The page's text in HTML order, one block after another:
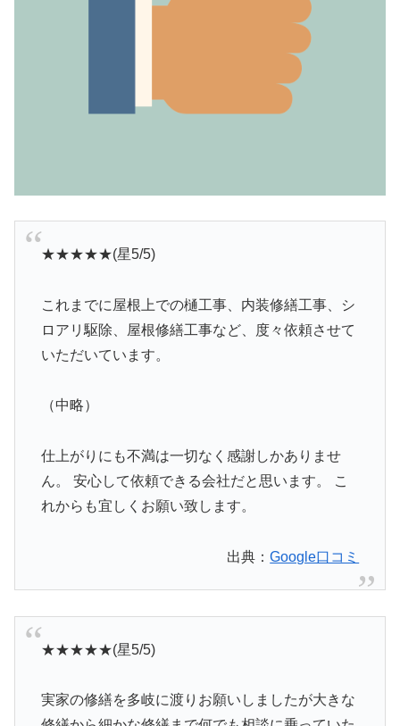
★★★★★(星5/5)
これまでに屋根上での樋工事、内装修繕工事、シ
ロアリ駆除、屋根修繕工事など、度々依頼させて
いただいています。
（中略）
仕上がりにも不満は一切なく感謝しかありませ
ん。 安心して依頼できる会社だと思います。 こ
れからも宜しくお願い致します。
出典：Google口コミ
★★★★★(星5/5)
実家の修繕を多岐に渡りお願いしましたが大きな